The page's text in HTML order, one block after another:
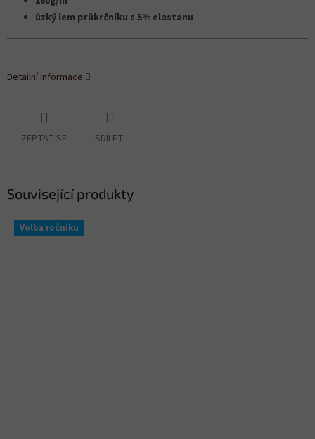
úzký lem průkrčníku s 5% elastanu
Detailní informace
ZEPTAT SE SDÍLET
Související produkty
Volba ročníku